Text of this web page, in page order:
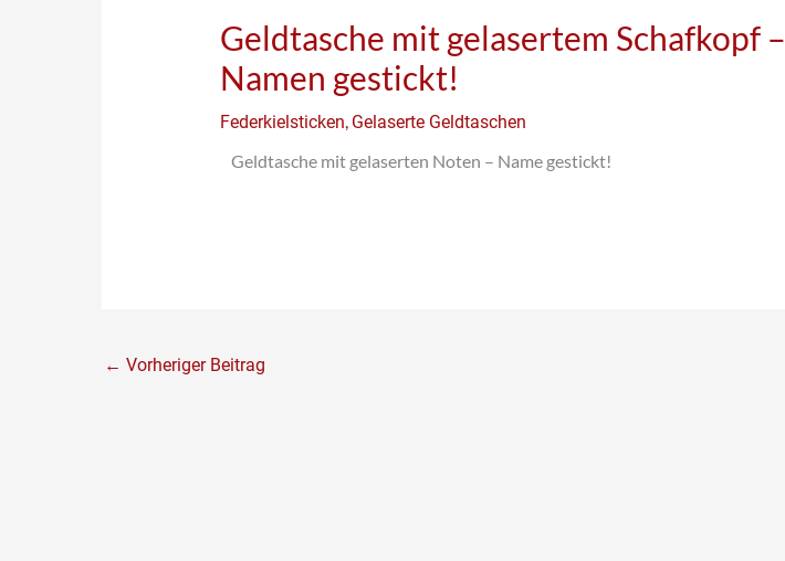
Geldtasche mit gelasertem Schafkopf –
Namen gestickt!
Federkielsticken, Gelaserte Geldtaschen
Geldtasche mit gelaserten Noten – Name gestickt!
← Vorheriger Beitrag